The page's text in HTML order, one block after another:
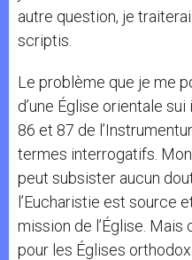
autre question, je
scriptis.
Le problème que je me
d’une Église orientale
86 et 87 de
termes interrogatifs.
peut subsister aucun
l’Eucharistie est source
mission de l’Église.
pour les Églises